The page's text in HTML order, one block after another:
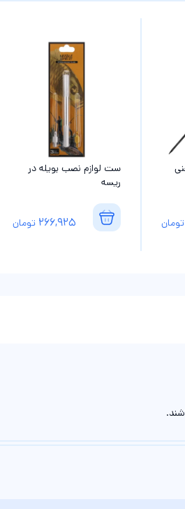
تومان
ست لوازم نصب بویله در
ریسه
266,925 تومان